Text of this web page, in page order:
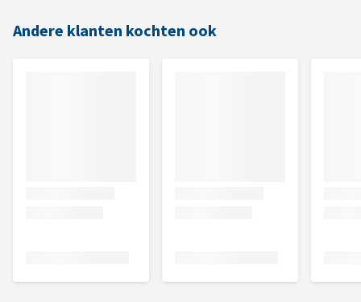
Andere klanten kochten ook